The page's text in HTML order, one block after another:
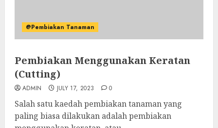
@Pembiakan Tanaman
Pembiakan Menggunakan Keratan
(Cutting)
ADMIN JULY 17, 2023 0
Salah satu kaedah pembiakan tanaman yang
paling biasa dilakukan adalah pembiakan